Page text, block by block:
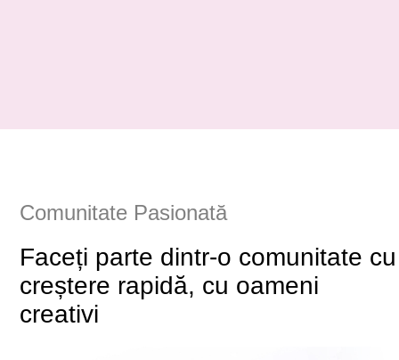
Comunitate Pasionată
Faceți parte dintr-o comunitate cu
creștere rapidă, cu oameni
creativi